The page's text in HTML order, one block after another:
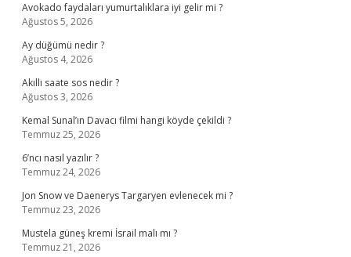
Avokado faydaları yumurtalıklara iyi gelir mi ?
Ağustos 5, 2026
Ay düğümü nedir ?
Ağustos 4, 2026
Akıllı saate sos nedir ?
Ağustos 3, 2026
Kemal Sunal’ın Davacı filmi hangi köyde çekildi ?
Temmuz 25, 2026
6’ncı nasıl yazılır ?
Temmuz 24, 2026
Jon Snow ve Daenerys Targaryen evlenecek mi ?
Temmuz 23, 2026
Mustela güneş kremi İsrail malı mı ?
Temmuz 21, 2026